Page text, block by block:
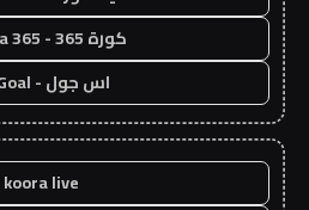
كورة 365 - kooora 365
اس جول - AS Goal
koora live